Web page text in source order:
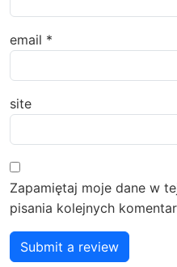
email *
site
Zapamiętaj moje dane w
pisania kolejnych
Submit a review